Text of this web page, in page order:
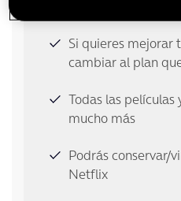
Si quieres mejorar
cambiar al plan
Todas las películas
mucho más
Podrás conservar/
Netflix